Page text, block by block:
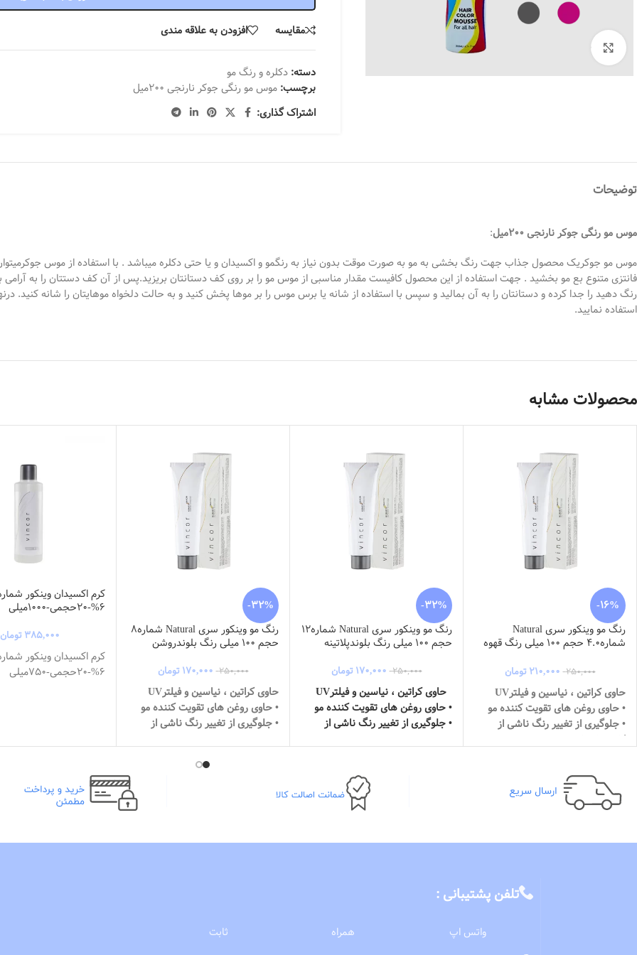
مقایسه افزودن به علاقه مندی
دسته: دکلره و رنگ مو
برچسب: موس مو رنگی جوکر نارنجی 200میل
اشتراک گذاری:
توضیحات
موس مو رنگی جوکر نارنجی 200میل
:
موس مو جوکریک محصول جذاب جهت رنگ بخشی به مو به صورت موقت بدون نیاز به رنگمو و اکسیدان و یا حتی دکلره میباشد . با استفاده از موس
فانتزی متنوع بع مو بخشید . جهت استفاده از این محصول کافیست مقدار مناسبی از موس مو را بر روی کف دستانتان بریزید.پس از آن کف دستتان را به آرامی
رنگ دهید را جدا کرده و دستانتان را به آن بمالید و سپس با استفاده از شانه یا برس موس را بر موها پخش کنید و به حالت دلخواه موهایتان را شانه کنید.
استفاده نمایید.
محصولات مشابه
-16%
رنگ مو وینکور سری Natural
شماره4.0 حجم 100 میلی رنگ قهوه
۲۵۰,۰۰۰ ۲۱۰,۰۰۰ تومان
حاوی کراتین ، نیاسین و فیلترUV
• حاوی روغن های تقویت کننده مو
• جلوگیری از تغییر رنگ ناشی از
اشعه خورشید
• نرم و درخشان کننده مو
• عصاره برگ بامبو
• حاوی اسید اسکوربیک
-32%
رنگ مو وینکور سری Natural شماره12
حجم 100 میلی رنگ بلوندپلاتینه
۲۵۰,۰۰۰ ۱۷۰,۰۰۰ تومان
حاوی کراتین ، نیاسین و فیلترUV
• حاوی روغن های تقویت کننده مو
• جلوگیری از تغییر رنگ ناشی از
• حاوی اسید اسکوربیک
-32%
رنگ مو وینکور سری Natural شماره8
حجم 100 میلی رنگ بلوندروشن
۲۵۰,۰۰۰ ۱۷۰,۰۰۰ تومان
حاوی کراتین ، نیاسین و فیلترUV
• حاوی روغن های تقویت کننده مو
• جلوگیری از تغییر رنگ ناشی از
• نرم و درخشان کننده مو
• حاوی اسید اسکوربیک
6%-20حجمی-1000میلی
۳۸۵,۰۰۰ تومان
6%-20حجمی-750میلی
تلفن پشتیبانی :
واتس اپ همراه ثابت